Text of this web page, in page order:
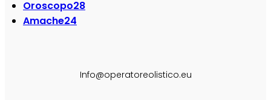
Oroscopo28
Amache24
Info@operatoreolistico.eu